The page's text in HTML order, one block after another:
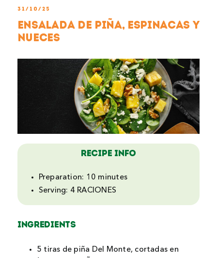
31/10/25
Ensalada de piña, espinacas y
nueces
Recipe Info
Preparation: 10 minutes
Serving: 4 RACIONES
INGREDIENTS
5 tiras de piña Del Monte, cortadas en